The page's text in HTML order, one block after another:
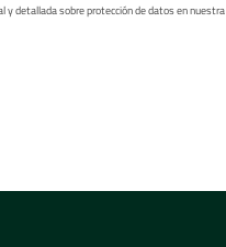
y detallada sobre protección de datos en nuestra